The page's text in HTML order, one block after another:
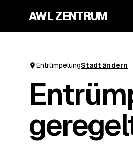
AWL ZENTRUM
EntrümpelungStadt ändern